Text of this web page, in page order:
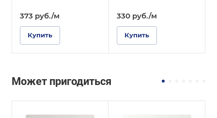
373 руб./м
Купить
330 руб./м
Купить
Может пригодиться